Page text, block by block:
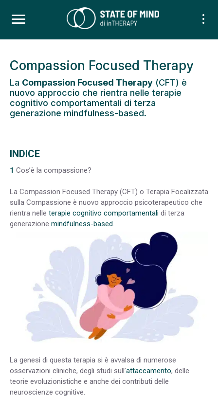
Compassion Focused Therapy
La Compassion Focused Therapy (CFT) è
nuovo approccio che rientra nelle terapie
cognitivo comportamentali di terza
generazione mindfulness-based.
INDICE
1 Cos’è la compassione?
La Compassion Focused Therapy (CFT) o Terapia Focalizzata
sulla Compassione è nuovo approccio psicoterapeutico che
rientra nelle terapie cognitivo comportamentali di terza
generazione mindfulness-based.
La genesi di questa terapia si è avvalsa di numerose
osservazioni cliniche, degli studi sull’attaccamento, delle
teorie evoluzionistiche e anche dei contributi delle
neuroscienze cognitive.